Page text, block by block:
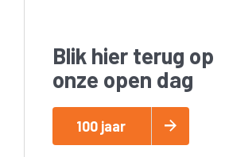
Blik hier terug op
onze open dag
100 jaar